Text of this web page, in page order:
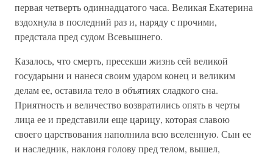
первая четверть одиннадцатого часа. Великая Екатерина
вздохнула в последний раз и, наряду с прочими,
предстала пред судом Всевышнего.
Казалось, что смерть, пресекши жизнь сей великой
государыни и нанеся своим ударом конец и великим
делам ее, оставила тело в объятиях сладкого сна.
Приятность и величество возвратились опять в черты
лица ее и представили еще царицу, которая славою
своего царствования наполнила всю вселенную. Сын ее
и наследник, наклоня голову пред телом, вышел,